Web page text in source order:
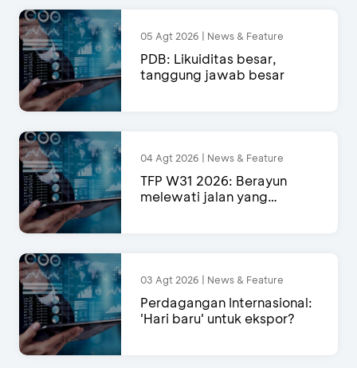
05 Agt 2026 | News & Feature
PDB: Likuiditas besar,
tanggung jawab besar
04 Agt 2026 | News & Feature
TFP W31 2026: Berayun
melewati jalan yang
03 Agt 2026 | News & Feature
Perdagangan Internasional:
'Hari baru' untuk ekspor?